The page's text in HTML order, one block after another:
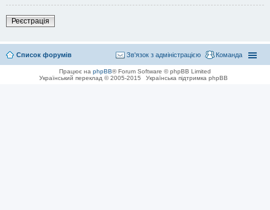
Реєстрація
Список форумів Команда
Зв'язок з адміністрацією
Працює на phpBB® Forum Software © phpBB Limited
Український переклад © 2005-2015
Українська підтримка phpBB